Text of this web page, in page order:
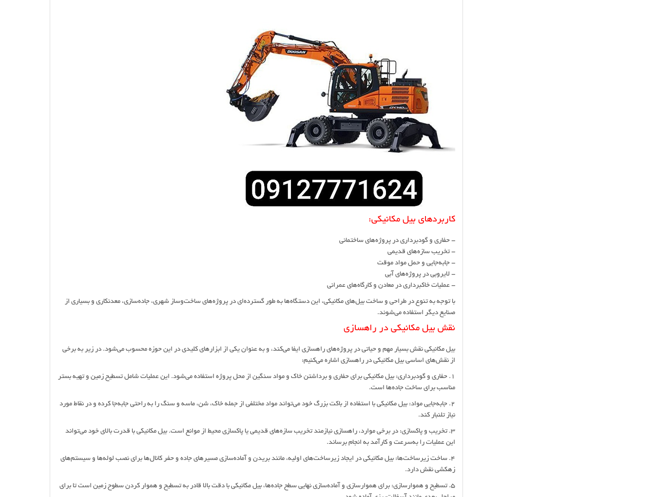
کاربردهای بیل مکانیکی:
- حفاری و گودبرداری در پروژه‌های ساختمانی
- تخریب سازه‌های قدیمی
- جابه‌جایی و حمل مواد موقت
- لایروبی در پروژه‌های آبی
- عملیات خاکبرداری در معادن و کارگاه‌های عمرانی
با توجه به تنوع در طراحی و ساخت بیل‌های مکانیکی، این دستگاه‌ها به طور گسترده‌ای در پروژه‌های ساخت‌وساز شهری، جاده‌سازی، معدنکاری و بسیاری از
صنایع دیگر استفاده می‌شوند.
نقش بیل مکانیکی در راهسازی
بیل مکانیکی نقش بسیار مهم و حیاتی در پروژه‌های راهسازی ایفا می‌کند، و به عنوان یکی از ابزارهای کلیدی در این حوزه محسوب می‌شود. در زیر به برخی
از نقش‌های اساسی بیل مکانیکی در راهسازی اشاره می‌کنیم:
1. حفاری و گودبرداری: بیل مکانیکی برای حفاری و برداشتن خاک و مواد سنگین از محل پروژه استفاده می‌شود. این عملیات شامل تسطیح زمین و تهیه بستر
مناسب برای ساخت جاده‌ها است.
2. جابه‌جایی مواد: بیل مکانیکی با استفاده از باکت بزرگ خود می‌تواند مواد مختلفی از جمله خاک، شن، ماسه و سنگ را به راحتی جابه‌جا کرده و در نقاط مورد
نیاز تلنبار کند.
3. تخریب و پاکسازی: در برخی موارد، راهسازی نیازمند تخریب سازه‌های قدیمی یا پاکسازی محیط از موانع است. بیل مکانیکی با قدرت بالای خود می‌تواند
این عملیات را به‌سرعت و کارآمد به انجام برساند.
4. ساخت زیرساخت‌ها: بیل مکانیکی در ایجاد زیرساخت‌های اولیه، مانند بریدن و آماده‌سازی مسیرهای جاده و حفر کانال‌ها برای نصب لوله‌ها و سیستم‌های
زهکشی نقش دارد.
5. تسطیح و هموارسازی: برای هموارسازی و آماده‌سازی نهایی سطح جاده‌ها، بیل مکانیکی با دقت بالا قادر به تسطیح و هموار کردن سطوح زمین است تا برای